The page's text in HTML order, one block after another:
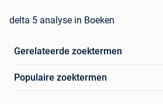
delta 5 analyse in Boeken
Gerelateerde zoektermen
Populaire zoektermen